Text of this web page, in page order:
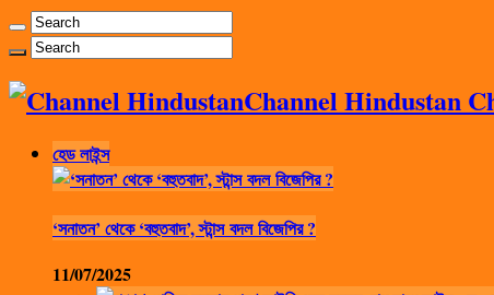
Channel Hindustan
হেড লাইন্স
‘সনাতন’ থেকে ‘বহুতবাদ’, স্টান্স বদল বিজেপির ?
11/07/2025